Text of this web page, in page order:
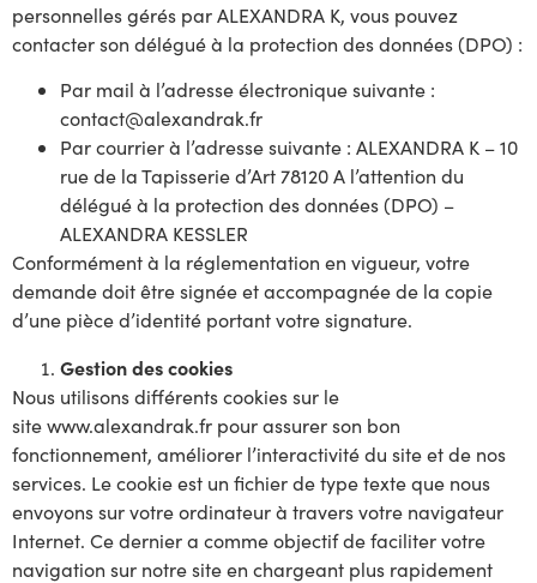
personnelles gérés par ALEXANDRA K, vous pouvez
contacter son délégué à la protection des données (DPO) :
Par mail à l’adresse électronique suivante :
contact@alexandrak.fr
Par courrier à l’adresse suivante : ALEXANDRA K – 10
rue de la Tapisserie d’Art 78120 A l’attention du
délégué à la protection des données (DPO) –
ALEXANDRA KESSLER
Conformément à la réglementation en vigueur, votre
demande doit être signée et accompagnée de la copie
d’une pièce d’identité portant votre signature.
Gestion des cookies
Nous utilisons différents cookies sur le
site www.alexandrak.fr pour assurer son bon
fonctionnement, améliorer l’interactivité du site et de nos
services. Le cookie est un fichier de type texte que nous
envoyons sur votre ordinateur à travers votre navigateur
Internet. Ce dernier a comme objectif de faciliter votre
navigation sur notre site en chargeant plus rapidement